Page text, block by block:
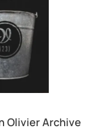
Olivier Archive